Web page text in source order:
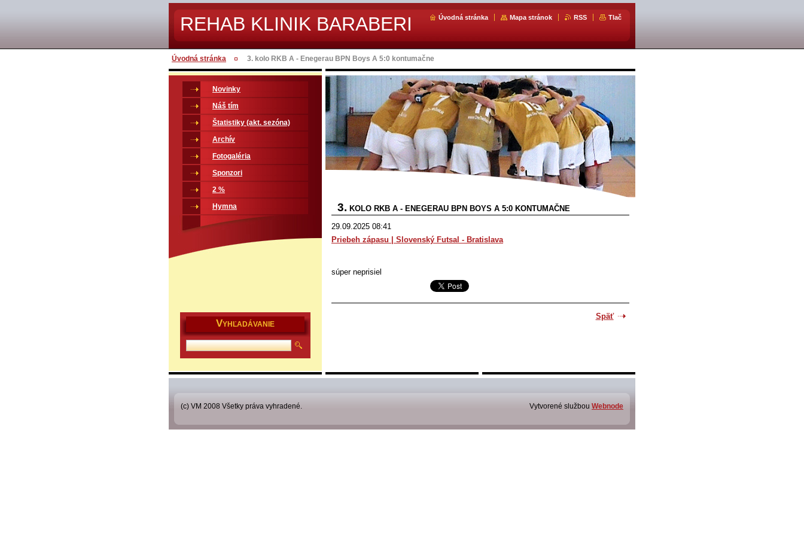
REHAB KLINIK BARABERI Úvodná stránka Mapa stránok RSS Tlač
Úvodná stránka 3. kolo RKB A - Enegerau BPN Boys A 5:0 kontumačne
3. KOLO RKB A - ENEGERAU BPN BOYS A 5:0 KONTUMAČNE
29.09.2025 08:41
Priebeh zápasu | Slovenský Futsal - Bratislava
súper neprisiel
Späť
Novinky
Náš tím
Štatistiky (akt. sezóna)
Archív
Fotogaléria
Sponzori
2 %
Hymna
VYHĽADÁVANIE
(c) VM 2008 Všetky práva vyhradené. Vytvorené službou Webnode